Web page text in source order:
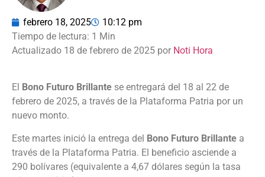
febrero 18, 2025 10:12 pm
Actualizado 18 de febrero de 2025 por Noti Hora
El Bono Futuro Brillante se entregará del 18 al 22 de
febrero de 2025, a través de la Plataforma Patria por un
nuevo monto.
Este martes inició la entrega del Bono Futuro Brillante a
través de la Plataforma Patria. El beneficio asciende a
290 bolívares (equivalente a 4,67 dólares según la tasa